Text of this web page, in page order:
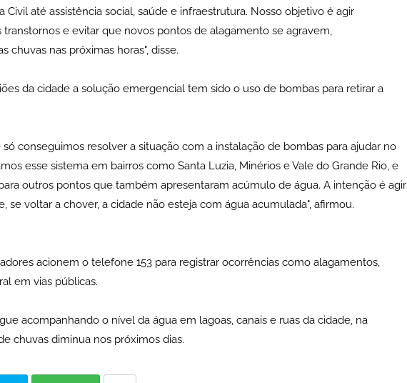
Civil até assistência social, saúde e infraestrutura. Nosso objetivo é agir
transtornos e evitar que novos pontos de alagamento se agravem,
chuvas nas próximas horas", disse.
da cidade a solução emergencial tem sido o uso de bombas para retirar a
conseguimos resolver a situação com a instalação de bombas para ajudar no
esse sistema em bairros como Santa Luzia, Minérios e Vale do Grande Rio, e
outros pontos que também apresentaram acúmulo de água. A intenção é agir
se voltar a chover, a cidade não esteja com água acumulada", afirmou.
acionem o telefone 153 para registrar ocorrências como alagamentos,
em vias públicas.
acompanhando o nível da água em lagoas, canais e ruas da cidade, na
chuvas diminua nos próximos dias.